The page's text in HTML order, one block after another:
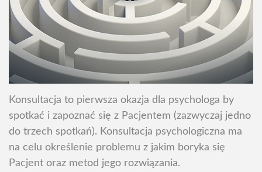
Konsultacja to pierwsza okazja dla psychologa by
spotkać i zapoznać się z Pacjentem (zazwyczaj jedno
do trzech spotkań). Konsultacja psychologiczna ma
na celu określenie problemu z jakim boryka się
Pacjent oraz metod jego rozwiązania.